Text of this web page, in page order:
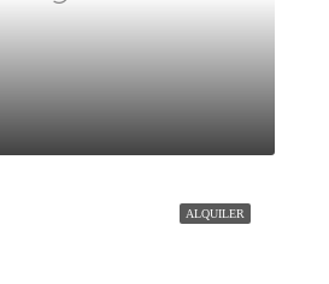
ALQUILER